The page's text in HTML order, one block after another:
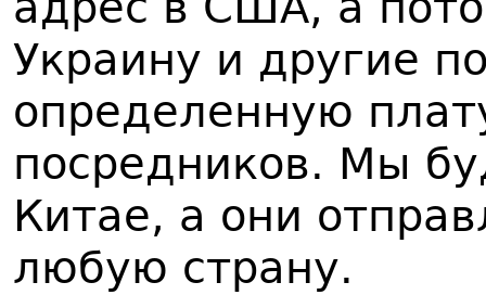
Украину и другие
определенную
посредников. Мы
Китае, а они
любую страну.